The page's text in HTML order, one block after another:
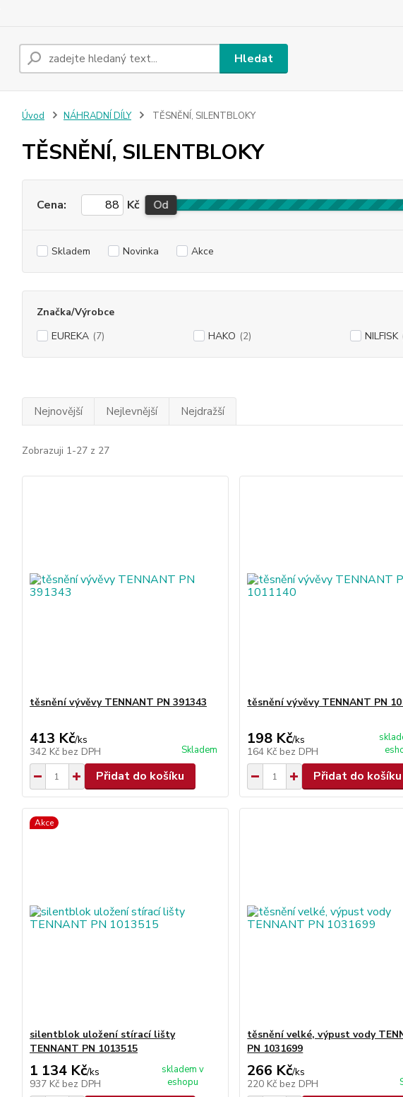
Hledat
Úvod NÁHRADNÍ DÍLY TĚSNĚNÍ, SILENTBLOKY
TĚSNĚNÍ, SILENTBLOKY
Cena: Kč Od
Skladem Novinka Akce
Značka/Výrobce
EUREKA (7) HAKO (2) NILFISK
Nejnovější Nejlevnější Nejdražší
Zobrazuji 1-27 z 27
těsnění vývěvy TENNANT PN 391343
413 Kč/ks
342 Kč bez DPH Skladem
Přidat do košíku
těsnění vývěvy TENNANT PN
198 Kč/ks
164 Kč bez DPH
Přidat do košíku
Akce
silentblok uložení stírací lišty
TENNANT PN 1013515
1 134 Kč/ks
937 Kč bez DPH
skladem v
eshopu
těsnění velké, výpust vody
PN 1031699
266 Kč/ks
220 Kč bez DPH